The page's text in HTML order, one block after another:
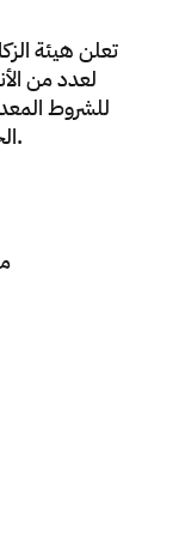
Tax Declaration
تعلن هيئة
لعدد من
للشروط
الحكومية الخاص بتأجير العقارات واستثمارها.